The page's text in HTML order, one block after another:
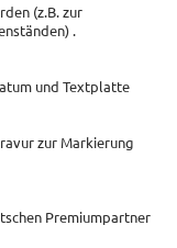
(z.B. zur
.
und Textplatte
zur Markierung
Premiumpartner